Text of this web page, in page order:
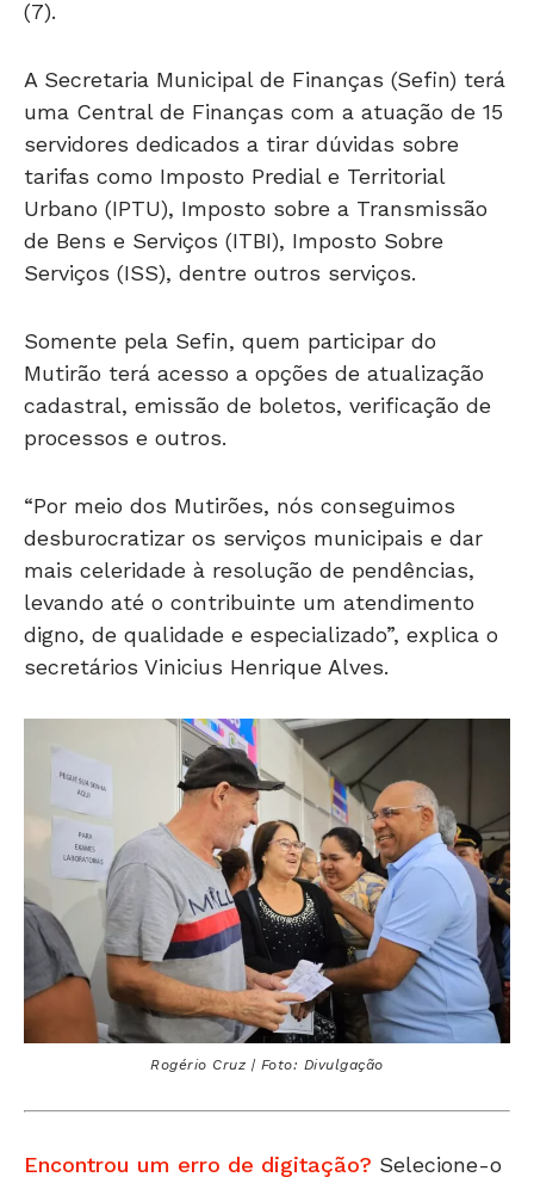
(7).
A Secretaria Municipal de Finanças (Sefin) terá
uma Central de Finanças com a atuação de 15
servidores dedicados a tirar dúvidas sobre
tarifas como Imposto Predial e Territorial
Urbano (IPTU), Imposto sobre a Transmissão
de Bens e Serviços (ITBI), Imposto Sobre
Serviços (ISS), dentre outros serviços.
Somente pela Sefin, quem participar do
Mutirão terá acesso a opções de atualização
cadastral, emissão de boletos, verificação de
processos e outros.
“Por meio dos Mutirões, nós conseguimos
desburocratizar os serviços municipais e dar
mais celeridade à resolução de pendências,
levando até o contribuinte um atendimento
digno, de qualidade e especializado”, explica o
secretários Vinicius Henrique Alves.
Rogério Cruz | Foto: Divulgação
Encontrou um erro de digitação? Selecione-o